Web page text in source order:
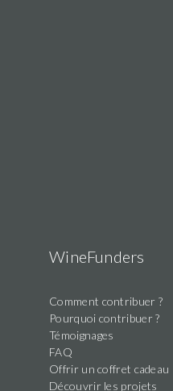
WineFunders
Comment contribuer ?
Pourquoi contribuer ?
Témoignages
FAQ
Offrir un coffret cadeau
Découvrir les projets